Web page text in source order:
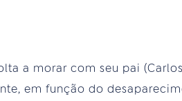
a morar com seu pai
em função do